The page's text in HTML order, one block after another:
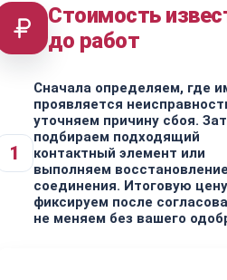
Стоимость
до работ
1
Сначала определяем, где
проявляется
уточняем причину сбоя.
подбираем подходящий
контактный элемент или
выполняем восстановление
соединения. Итоговую цену
фиксируем после
не меняем без вашего